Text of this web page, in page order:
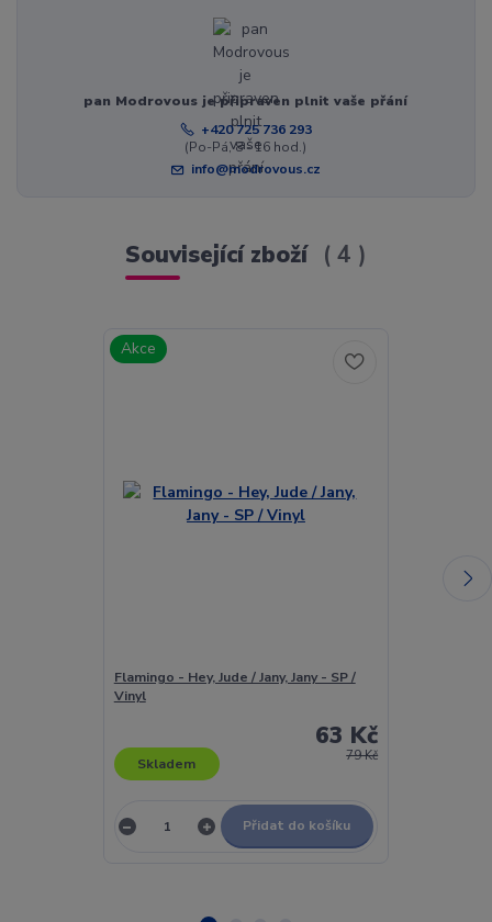
pan Modrovous je připraven plnit vaše přání
+420 725 736 293
(Po-Pá, 8 - 16 hod.)
info@modrovous.cz
Související zboží 4
Akce
Flamingo - Hey, Jude / Jany, Jany - SP /
Vinyl
79 Kč
63 Kč
Skladem
Přidat do košíku